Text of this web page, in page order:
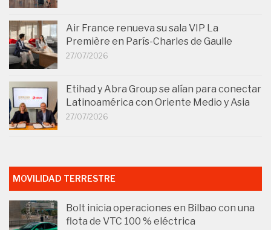
Air France renueva su sala VIP La
Première en París-Charles de Gaulle
27/07/2026
Etihad y Abra Group se alían para conectar
Latinoamérica con Oriente Medio y Asia
27/07/2026
MOVILIDAD TERRESTRE
Bolt inicia operaciones en Bilbao con una
flota de VTC 100 % eléctrica